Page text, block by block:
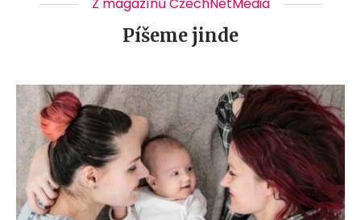
Píšeme jinde